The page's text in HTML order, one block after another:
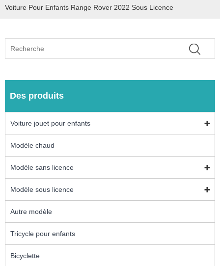
Voiture Pour Enfants Range Rover 2022 Sous Licence
Des produits
Voiture jouet pour enfants
Modèle chaud
Modèle sans licence
Modèle sous licence
Autre modèle
Tricycle pour enfants
Bicyclette